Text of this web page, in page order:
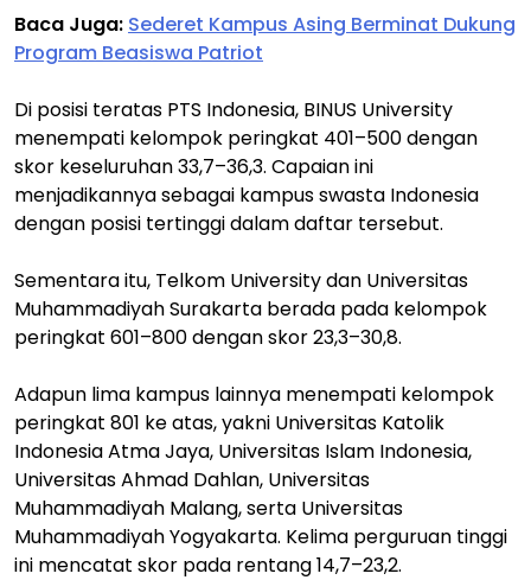
Baca Juga: Sederet Kampus Asing Berminat Dukung
Program Beasiswa Patriot
Di posisi teratas PTS Indonesia, BINUS University
menempati kelompok peringkat 401–500 dengan
skor keseluruhan 33,7–36,3. Capaian ini
menjadikannya sebagai kampus swasta Indonesia
dengan posisi tertinggi dalam daftar tersebut.
Sementara itu, Telkom University dan Universitas
Muhammadiyah Surakarta berada pada kelompok
peringkat 601–800 dengan skor 23,3–30,8.
Adapun lima kampus lainnya menempati kelompok
peringkat 801 ke atas, yakni Universitas Katolik
Indonesia Atma Jaya, Universitas Islam Indonesia,
Universitas Ahmad Dahlan, Universitas
Muhammadiyah Malang, serta Universitas
Muhammadiyah Yogyakarta. Kelima perguruan tinggi
ini mencatat skor pada rentang 14,7–23,2.